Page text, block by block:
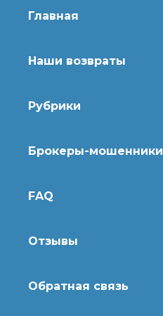
Главная
Наши возвраты
Рубрики
Брокеры-мошенники
FAQ
Отзывы
Обратная связь